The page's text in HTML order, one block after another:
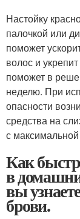
Настойку
палочкой или
поможет
волос и
поможет в
неделю. При
опасности
средства на
с
Как
в
вы
брови.